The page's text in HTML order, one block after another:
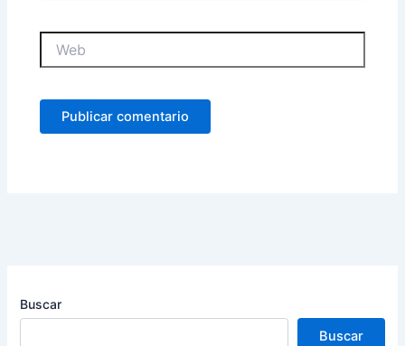
Buscar
Buscar